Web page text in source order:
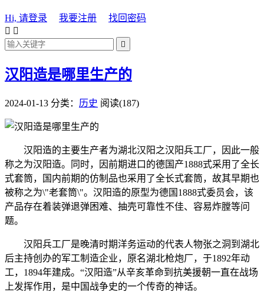
Hi, 请登录 我要注册
找回密码
 

汉阳造是哪里生产的
2024-01-13 分类： 历史 阅读(187)
汉阳造的主要生产者为湖北汉阳之汉阳兵工厂，因此一般
称之为汉阳造。同时，因前期进口的德国产1888式采用了全长
式套筒，国内前期的仿制品也采用了全长式套筒，故其早期也
被称之为\"老套筒\"。汉阳造的原型为德国1888式委员会，该
产品存在着装弹退弹困难、抽壳可靠性不佳、容易炸膛等问
题。
汉阳兵工厂是晚清时期洋务运动的代表人物张之洞到湖北
后主持创办的军工制造企业，原名湖北枪炮厂，于1892年动
工，1894年建成。“汉阳造”从辛亥革命到抗美援朝一直在战场
上发挥作用，是中国战争史的一个传奇的神话。